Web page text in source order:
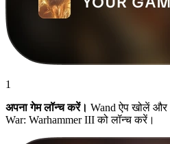
1
अपना गेम लॉन्च करें। Wand ऐप खोलें और
War: Warhammer III को लॉन्च करें।